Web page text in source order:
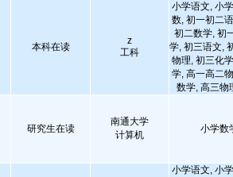
本科在读
z
工科
小学语文, 小
数, 初一初二
初二数学, 初
学, 初三语文,
物理, 初三化
学, 高一高二
数学, 高三物
研究生在读
南通大学
计算机
小学数
小学语文, 小